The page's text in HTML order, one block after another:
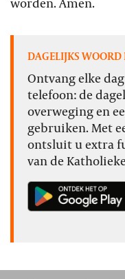
DAGELIJKS
Ontvang elke
telefoon: de
overweging en
gebruiken. Met
ontsluit u extra
van de